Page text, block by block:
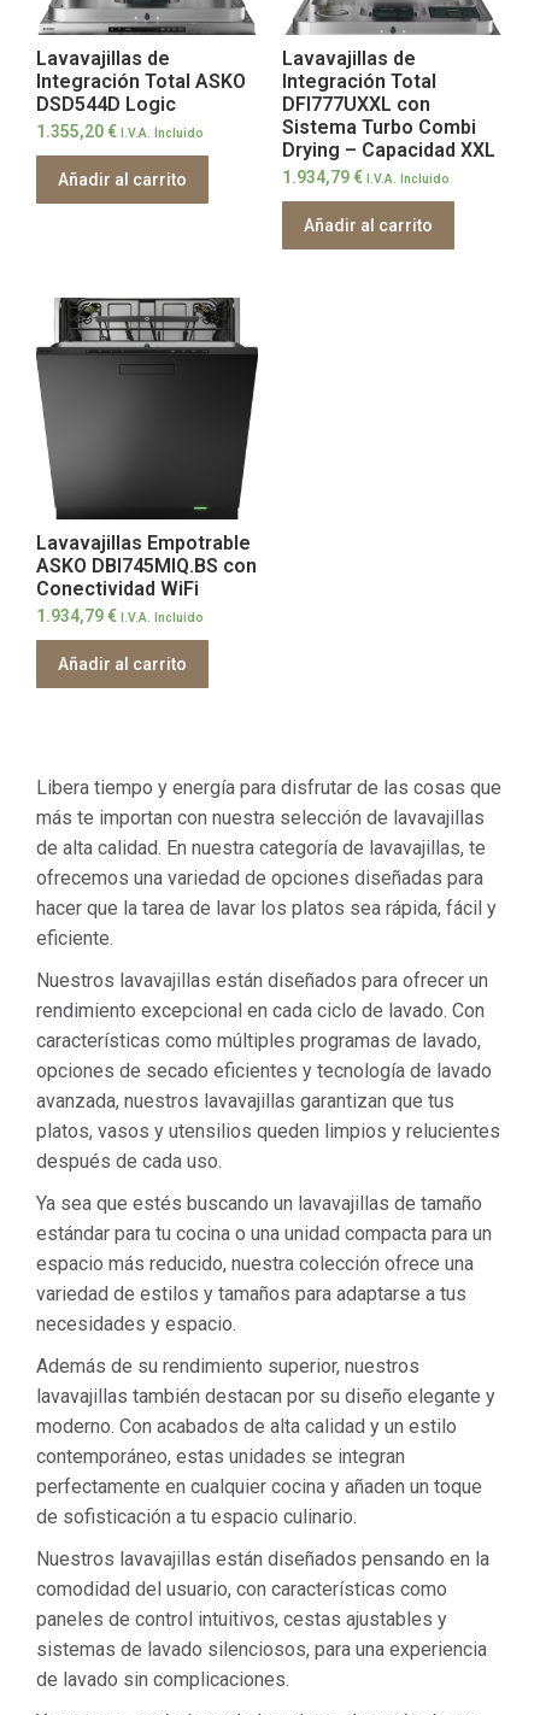
Lavavajillas de
Integración Total ASKO
DSD544D Logic
1.355,20 € I.V.A. Incluido
Añadir al carrito
Lavavajillas de
Integración Total
DFI777UXXL con
Sistema Turbo Combi
Drying – Capacidad XXL
1.934,79 € I.V.A. Incluido
Añadir al carrito
Lavavajillas Empotrable
ASKO DBI745MIQ.BS con
Conectividad WiFi
1.934,79 € I.V.A. Incluido
Añadir al carrito
Libera tiempo y energía para disfrutar de las cosas que
más te importan con nuestra selección de lavavajillas
de alta calidad. En nuestra categoría de lavavajillas, te
ofrecemos una variedad de opciones diseñadas para
hacer que la tarea de lavar los platos sea rápida, fácil y
eficiente.
Nuestros lavavajillas están diseñados para ofrecer un
rendimiento excepcional en cada ciclo de lavado. Con
características como múltiples programas de lavado,
opciones de secado eficientes y tecnología de lavado
avanzada, nuestros lavavajillas garantizan que tus
platos, vasos y utensilios queden limpios y relucientes
después de cada uso.
Ya sea que estés buscando un lavavajillas de tamaño
estándar para tu cocina o una unidad compacta para un
espacio más reducido, nuestra colección ofrece una
variedad de estilos y tamaños para adaptarse a tus
necesidades y espacio.
Además de su rendimiento superior, nuestros
lavavajillas también destacan por su diseño elegante y
moderno. Con acabados de alta calidad y un estilo
contemporáneo, estas unidades se integran
perfectamente en cualquier cocina y añaden un toque
de sofisticación a tu espacio culinario.
Nuestros lavavajillas están diseñados pensando en la
comodidad del usuario, con características como
paneles de control intuitivos, cestas ajustables y
sistemas de lavado silenciosos, para una experiencia
de lavado sin complicaciones.